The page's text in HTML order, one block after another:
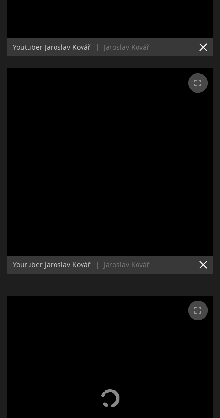
Youtuber Jaroslav Kovář | Jaroslav Kovář
Youtuber Jaroslav Kovář | Jaroslav Kovář